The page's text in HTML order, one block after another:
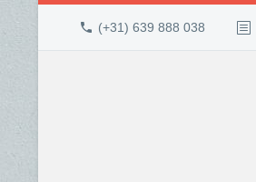
(+31) 639 888 038